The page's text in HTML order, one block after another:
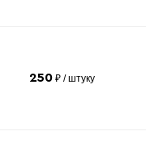
250₽ / штуку